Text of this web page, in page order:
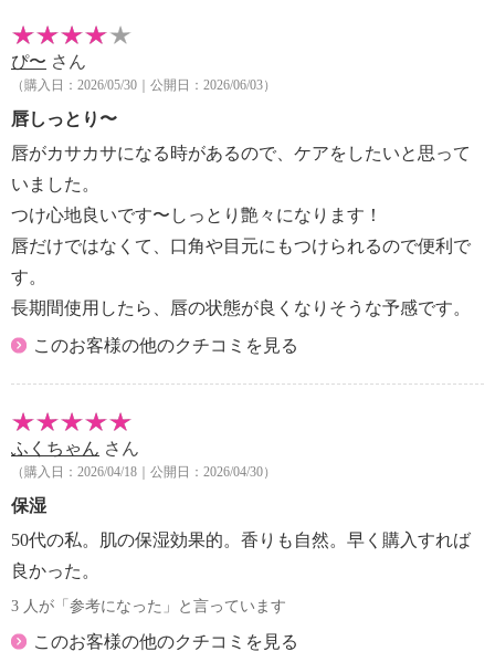
んのりと漂い、気分もリラックスしそうです。
ポーチにもすっきり収まるサイズで、持ち運びにも便
利。毎日持ち歩いておきたいアイテム。
＜配合／無配合表示＞
無鉱物油、ノンアルコール、石油系界面活性剤不使
収剤不使用、植物由来界面活性剤使用
【内容】
・添付文書：能書
【使用方法】
・リップケア、口紅やグロスの下地として。
・乾燥の気になる部分にご使用ください。（唇、口
角、目元、毛先、爪のキューティクル、等）
【全成分】
・ヒマシ油、ダイマージリノール酸水添ヒマシ油、ト
デカノール、トリ（カプリル酸／カプリン酸）グリセ
リル、ミツロウ、シア脂油、水添ヒマシ油、合成ワッ
クス、グレープフルーツ果皮油、セスキオレイン酸ソ
ルビタン、キャンデリラロウエステルズ、トコフェロ
ローズヒップ油、ノバラ油、カルナウバロウ、グリチ
ぴ〜 さん
（購入日：2026/05/30｜公開日：2026/06/03）
唇しっとり〜
唇がカサカサになる時があるので、ケアをしたいと思って
いました。
つけ心地良いです〜しっとり艶々になります！
唇だけではなくて、口角や目元にもつけられるので便利で
す。
長期間使用したら、唇の状態が良くなりそうな予感です。
このお客様の他のクチコミを見る
ふくちゃん さん
（購入日：2026/04/18｜公開日：2026/04/30）
保湿
50代の私。肌の保湿効果的。香りも自然。早く購入すれば
良かった。
3 人が「参考になった」と言っています
このお客様の他のクチコミを見る